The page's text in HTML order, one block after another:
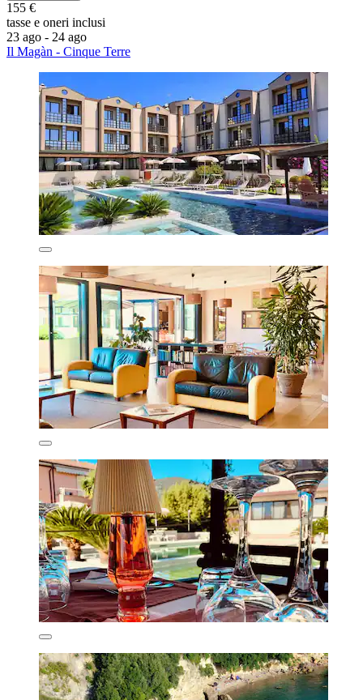
155 €
tasse e oneri inclusi
23 ago - 24 ago
Il Magàn - Cinque Terre